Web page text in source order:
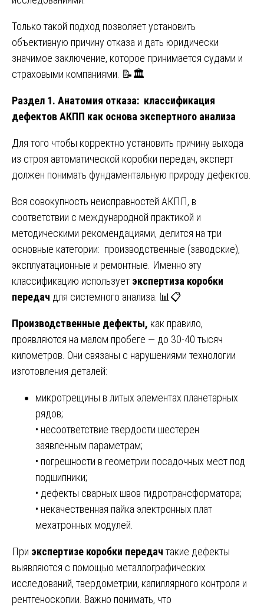
Только такой подход позволяет установить
объективную причину отказа и дать юридически
значимое заключение, которое принимается судами и
страховыми компаниями. 📝🏛️
Раздел 1. Анатомия отказа: классификация
дефектов АКПП как основа экспертного анализа
Для того чтобы корректно установить причину выхода
из строя автоматической коробки передач, эксперт
должен понимать фундаментальную природу дефектов.
Вся совокупность неисправностей АКПП, в
соответствии с международной практикой и
методическими рекомендациями, делится на три
основные категории: производственные (заводские),
эксплуатационные и ремонтные. Именно эту
классификацию использует экспертиза коробки
передач для системного анализа. 📊📋
Производственные дефекты, как правило,
проявляются на малом пробеге — до 30-40 тысяч
километров. Они связаны с нарушениями технологии
изготовления деталей:
микротрещины в литых элементах планетарных
рядов;
• несоответствие твердости шестерен
заявленным параметрам;
• погрешности в геометрии посадочных мест под
подшипники;
• дефекты сварных швов гидротрансформатора;
• некачественная пайка электронных плат
мехатронных модулей.
При экспертизе коробки передач такие дефекты
выявляются с помощью металлографических
исследований, твердометрии, капиллярного контроля и
рентгеноскопии. Важно понимать, что